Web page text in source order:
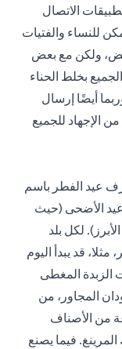
الاتصال
للنساء والفتيات
ولكن مع بعض
بخلط الحناء
أيضًا إرسال
الإجهاد للجميع
عيد الفطر باسم
الأضحى (حيث
لكل بلد
قد يبدأ اليوم
المغطى
المجاور، من
من الأصناف
فيما يصنع